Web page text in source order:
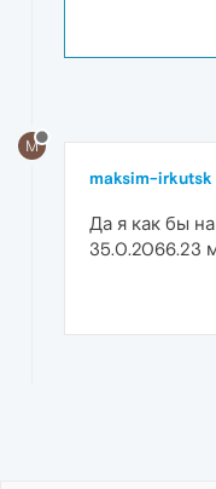
M
maksim-irkutsk
Да я как бы
35.0.2066.23